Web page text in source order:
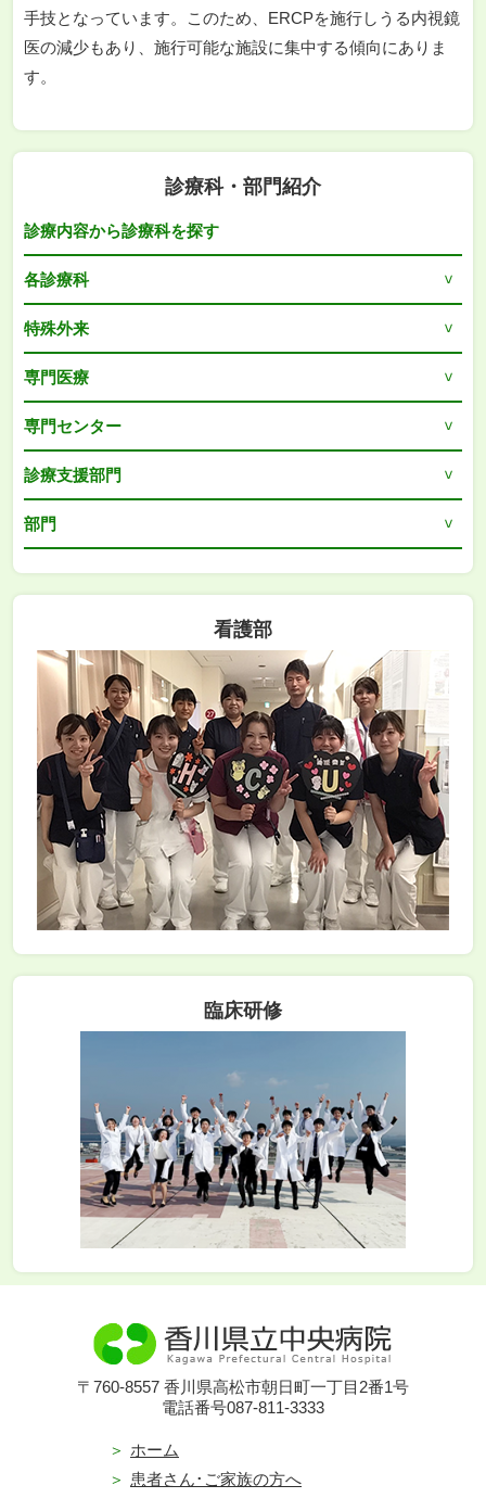
手技となっています。このため、ERCPを施行しうる内視鏡
医の減少もあり、施行可能な施設に集中する傾向にありま
す。
診療科・部門紹介
診療内容から診療科を探す
各診療科
特殊外来
専門医療
専門センター
診療支援部門
部門
看護部
臨床研修
〒760-8557 香川県高松市朝日町一丁目2番1号
電話番号087-811-3333
ホーム
患者さん･ご家族の方へ